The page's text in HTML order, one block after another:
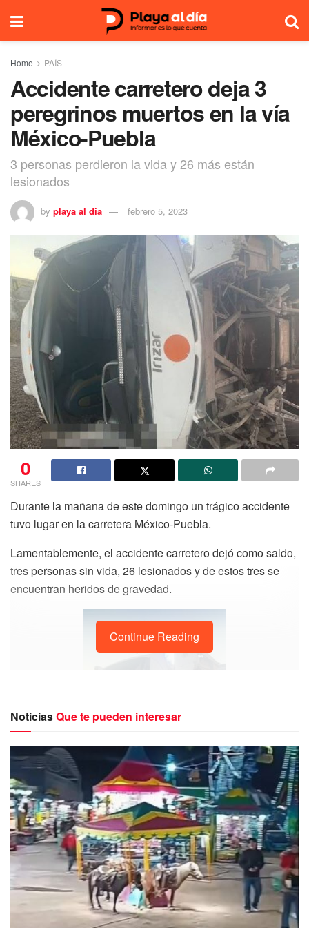
Home PAÍS
Accidente carretero deja 3
peregrinos muertos en la vía
México-Puebla
3 personas perdieron la vida y 26 más están
lesionados
by playa al dia febrero 5, 2023
0
SHARES
Durante la mañana de este domingo un trágico accidente
tuvo lugar en la carretera México-Puebla.
Lamentablemente, el accidente carretero dejó como saldo,
tres personas sin vida, 26 lesionados y de estos tres se
encuentran heridos de gravedad.
El autobús había salido de la ciudad de Puebla con
destino a la capital del país con un total 51 feligreses que
tenía planeado la visita a la basílica de Guadalupe.
A decir por los propios pasajeros del autobús, una falla
mecánica habría sido el origen de la tragedia.
Continue Reading
NoticiasQue te pueden interesar